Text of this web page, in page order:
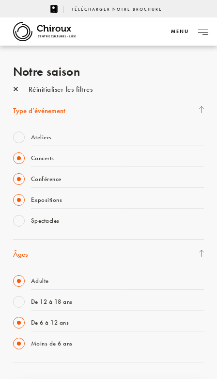
TÉLÉCHARGER NOTRE BROCHURE
CENTRE CULTUREL - LIÈGE
MENU
Notre saison
Réinitialiser les filtres
Type d’événement
Ateliers
Concerts
Conférence
Expositions
Spectacles
Âges
Adulte
De 12 à 18 ans
De 6 à 12 ans
Moins de 6 ans